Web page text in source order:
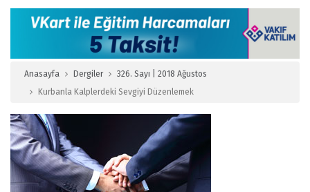
Anasayfa Dergiler
326. Sayı | 2018 Ağustos
Kurbanla Kalplerdeki Sevgiyi Düzenlemek